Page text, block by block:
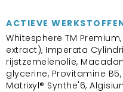
ACTIEVE
Whitesphere TM
extract), Imperata
rijstzemelenolie,
glycerine, Provitamine
Matrixyl® Synthe'6,